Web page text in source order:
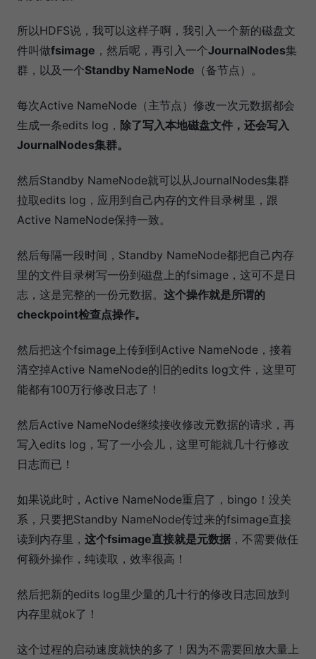
所以HDFS说，我可以这样子啊，我引入一个新的磁盘文
件叫做fsimage ，然后呢，再引入一个JournalNodes集
群，以及一个Standby NameNode （备节点）。
每次Active NameNode（主节点）修改一次元数据都会
生成一条edits log， 除了写入本地磁盘文件，还会写入
JournalNodes集群。
然后Standby NameNode就可以从JournalNodes集群
拉取edits log，应用到自己内存的文件目录树里，跟
Active NameNode保持一致。
然后每隔一段时间，Standby NameNode都把自己内存
里的文件目录树写一份到磁盘上的fsimage，这可不是日
志，这是完整的一份元数据。 这个操作就是所谓的
checkpoint检查点操作。
然后把这个fsimage上传到到Active NameNode，接着
清空掉Active NameNode的旧的edits log文件，这里可
能都有100万行修改日志了！
然后Active NameNode继续接收修改元数据的请求，再
写入edits log，写了一小会儿，这里可能就几十行修改
日志而已！
如果说此时，Active NameNode重启了，bingo！没关
系，只要把Standby NameNode传过来的fsimage直接
读到内存里， 这个fsimage直接就是元数据 ，不需要做任
何额外操作，纯读取，效率很高！
然后把新的edits log里少量的几十行的修改日志回放到
内存里就ok了！
这个过程的启动速度就快的多了！因为不需要回放大量上